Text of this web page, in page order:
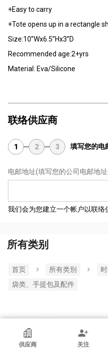
+Easy to carry
+Tote opens up in a rectangle
Size:10”Wx6.5”Hx3”D
Recommended age:2+yrs
Material: Eva/Silicone
联络供应商
1 2 3 填写您的电
电邮地址(填写您的公司电邮地
我们会为您建立一个帐户以联络
所有类别
首页 所有类別
袋类、手提包及配件
香港贸发局参展商
供应商 关注